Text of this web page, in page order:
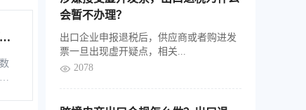
会暂不办理？
出口企业申报退税后，供应商或者购进发
票一旦出现虚开疑点，相关...
2078